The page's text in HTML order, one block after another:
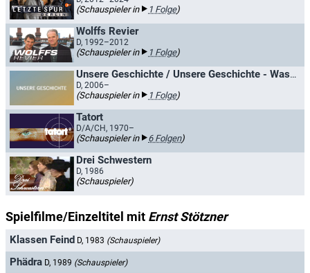
(Schauspieler in 1 Folge)
Wolffs Revier
D, 1992–2012
(Schauspieler in 1 Folge)
Unsere Geschichte / Unsere Geschichte - Was den Norden bewegte
D, 2006–
(Schauspieler in 1 Folge)
Tatort
D/A/CH, 1970–
(Schauspieler in 6 Folgen)
Drei Schwestern
D, 1986
(Schauspieler)
Spielfilme/Einzeltitel mit Ernst Stötzner
Klassen Feind D, 1983 (Schauspieler)
Phädra D, 1989 (Schauspieler)